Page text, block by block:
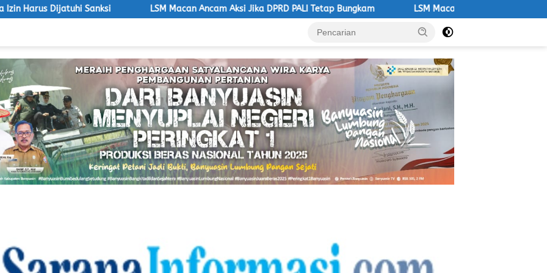
LSM Macan Ancam Aksi Jika DPRD PALI Tetap Bungkam LSM Macan Ultimatum DLH PALI, Ancam Aksi Besar